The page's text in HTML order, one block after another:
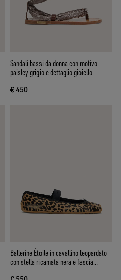
Sandali bassi da donna con motivo
paisley grigio e dettaglio gioiello
€ 450
Ballerine Étoile in cavallino leopardato
con stella ricamata nera e fascia